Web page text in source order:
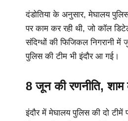
दंडोतिया के अनुसार, मेघालय
पर काम कर रही थी, जो कॉल
संदिग्धों की फिजिकल
पुलिस की टीम भी इंदौर आ गई।
8 जून की रणनीति, शाम
इंदौर में मेघालय पुलिस की दो